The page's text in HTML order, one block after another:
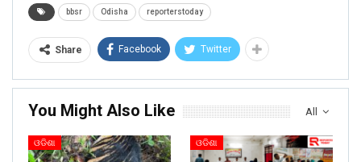
bbsr Odisha reporterstoday
Share Facebook Twitter
All
You Might Also Like
ଓଡିଶା ଓଡିଶା